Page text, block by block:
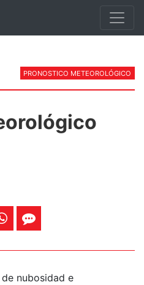
PRONOSTICO METEOROLÓGICO
nubosidad e